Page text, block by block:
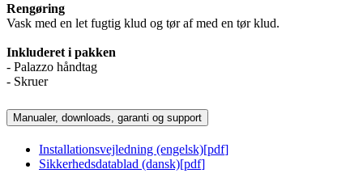
Rengøring
Vask med en let fugtig klud og tør af med en tør klud.
Inkluderet i pakken
- Palazzo håndtag
- Skruer
Manualer, downloads, garanti og support
Installationsvejledning (engelsk)[pdf]
Sikkerhedsdatablad (dansk)[pdf]